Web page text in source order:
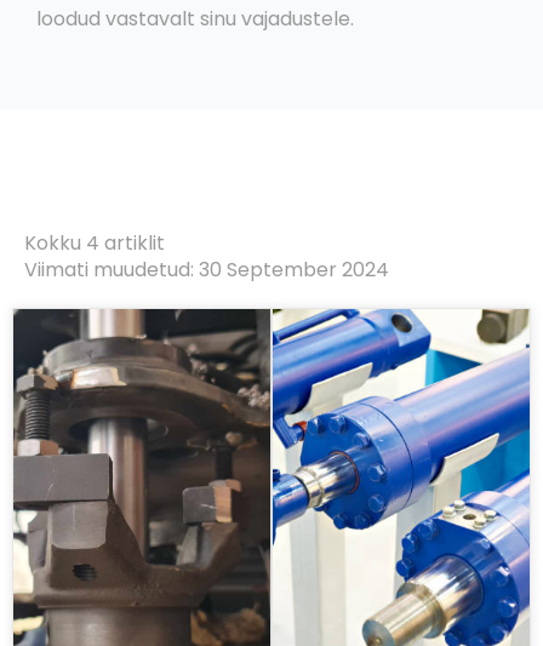
loodud vastavalt sinu vajadustele.
Kokku 4 artiklit
Viimati muudetud: 30 September 2024